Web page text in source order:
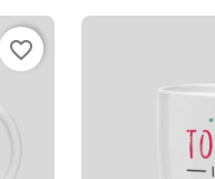
favorite_border